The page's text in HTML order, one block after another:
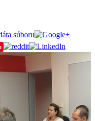
súboru